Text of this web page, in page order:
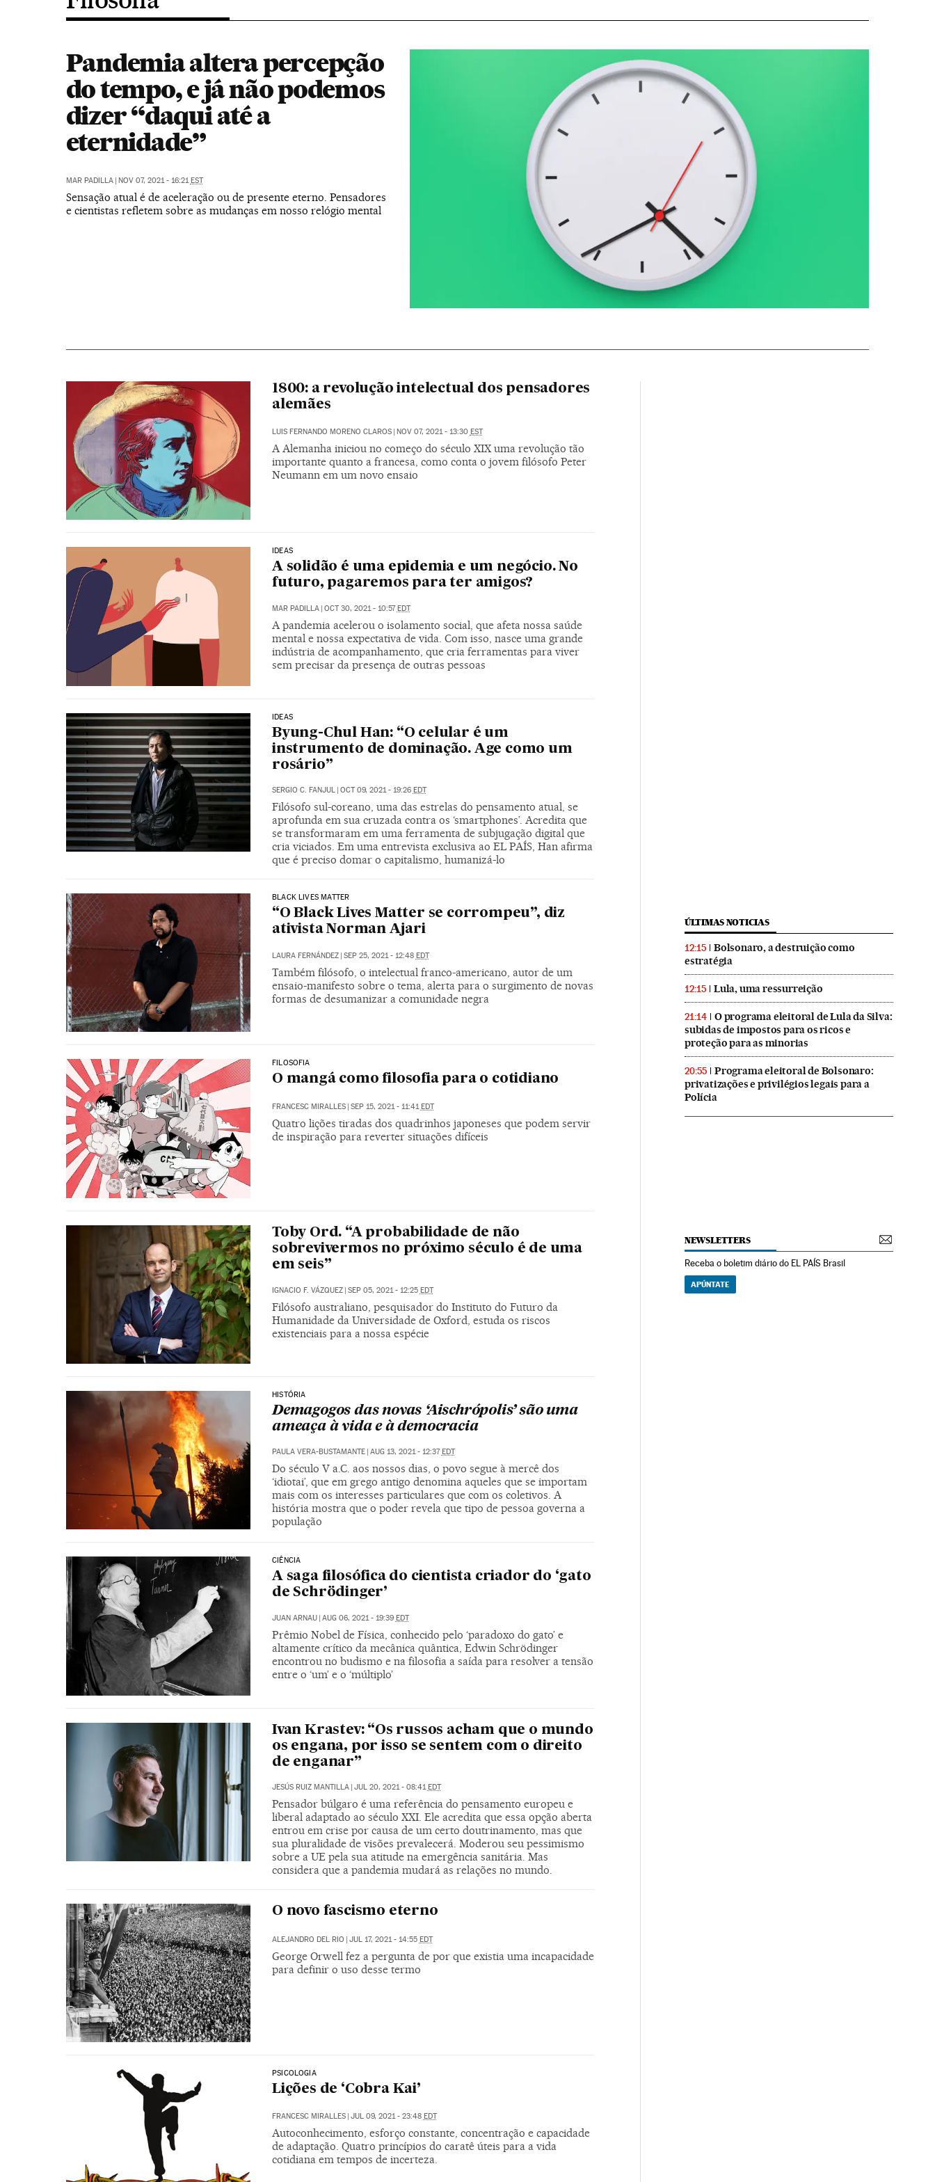
Pandemia altera percepção
do tempo, e já não podemos
dizer “daqui até a
eternidade”
MAR PADILLA | NOV 07, 2021 - 16:21EST
Sensação atual é de aceleração ou de presente eterno. Pensadores
e cientistas refletem sobre as mudanças em nosso relógio mental
1800: a revolução intelectual dos pensadores
alemães
LUIS FERNANDO MORENO CLAROS | NOV 07, 2021 - 13:30 EST
A Alemanha iniciou no começo do século XIX uma revolução tão
importante quanto a francesa, como conta o jovem filósofo Peter
Neumann em um novo ensaio
IDEAS
A solidão é uma epidemia e um negócio. No
futuro, pagaremos para ter amigos?
MAR PADILLA OCT 30, 2021 - 10:57 EDT
A pandemia acelerou o isolamento social, que afeta nossa saúde
mental e nossa expectativa de vida. Com isso, nasce uma grande
indústria de acompanhamento, que cria ferramentas para viver
sem precisar da presença de outras pessoas
IDEAS
Byung-Chul Han: “O celular é um
instrumento de dominação. Age como um
rosário”
SERGIO C. FANJUL | OCT 09, 2021 - 19:26 EDT
Filósofo sul-coreano, uma das estrelas do pensamento atual, se
aprofunda em sua cruzada contra os ‘smartphones’. Acredita que
se transformaram em uma ferramenta de subjugação digital que
cria viciados. Em uma entrevista exclusiva ao EL PAÍS, Han afirma
que é preciso domar o capitalismo, humanizá-lo
BLACK LIVES MATTER
“O Black Lives Matter se corrompeu”, diz
ativista Norman Ajari
LAURA FERNÁNDEZ | SEP 25, 2021 - 12:48 EDT
Também filósofo, o intelectual franco-americano, autor de um
ensaio-manifesto sobre o tema, alerta para o surgimento de novas
formas de desumanizar a comunidade negra
FILOSOFIA
O mangá como filosofia para o cotidiano
FRANCESC MIRALLES SEP 15, 2021 - 11:41 EDT
Quatro lições tiradas dos quadrinhos japoneses que podem servir
de inspiração para reverter situações difíceis
Toby Ord. “A probabilidade de não
sobrevivermos no próximo século é de uma
em seis”
IGNACIO F. VÁZQUEZ SEP 05, 2021 - 12:25 EDT
Filósofo australiano, pesquisador do Instituto do Futuro da
Humanidade da Universidade de Oxford, estuda os riscos
existenciais para a nossa espécie
HISTÓRIA
Demagogos das novas ‘Aischrópolis’ são uma
ameaça à vida e à democracia
PAULA VERA-BUSTAMANTE AUG 13, 2021 - 12:37 EDT
Do século V a.C. aos nossos dias, o povo segue à mercê dos
‘idiotai’, que em grego antigo denomina aqueles que se importam
mais com os interesses particulares que com os coletivos. A
história mostra que o poder revela que tipo de pessoa governa a
população
CIÊNCIA
A saga filosófica do cientista criador do ‘gato
de Schrödinger’
JUAN ARNAU AUG 06, 2021 - 19:39 EDT
Prêmio Nobel de Física, conhecido pelo ‘paradoxo do gato’ e
altamente crítico da mecânica quântica, Edwin Schrödinger
encontrou no budismo e na filosofia a saída para resolver a tensão
entre o ‘um’ e o ‘múltiplo’
Ivan Krastev: “Os russos acham que o mundo
os engana, por isso se sentem com o direito
de enganar”
JESÚS RUIZ MANTILLA | JUL 20, 2021 - 08:41EDT
Pensador búlgaro é uma referência do pensamento europeu e
liberal adaptado ao século XXI. Ele acredita que essa opção aberta
entrou em crise por causa de um certo doutrinamento, mas que
sua pluralidade de visões prevalecerá. Moderou seu pessimismo
sobre a UE pela sua atitude na emergência sanitária. Mas
considera que a pandemia mudará as relações no mundo.
O novo fascismo eterno
ALEJANDRO DEL RIO | JUL 17, 2021 - 14:55 EDT
George Orwell fez a pergunta de por que existia uma incapacidade
para definir o uso desse termo
PSICOLOGIA
Lições de ‘Cobra Kai’
FRANCESC MIRALLES JUL 09, 2021 - 23:48 EDT
Autoconhecimento, esforço constante, concentração e capacidade
de adaptação. Quatro princípios do caratê úteis para a vida
cotidiana em tempos de incerteza.
ÚLTIMAS NOTICIAS
12:15
Bolsonaro, a destruição como
estratégia
12:15 Lula, uma ressurreição
21:14
O programa eleitoral de Lula da Silva:
subidas de impostos para os ricos e
proteção para as minorias
20:55
Programa eleitoral de Bolsonaro:
privatizações e privilégios legais para a
Polícia
NEWSLETTERS
Receba o boletim diário do EL PAÍS Brasil
APÚNTATE